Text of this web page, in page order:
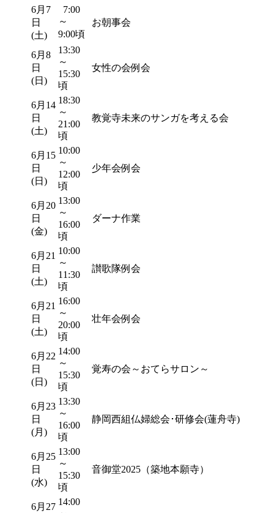
6月7
日
(土)
7:00
～
9:00頃
お朝事会
6月8
日
(日)
13:30
～
15:30
頃
女性の会例会
6月14
日
(土)
18:30
～
21:00
頃
教覚寺未来のサンガを考える会
6月15
日
(日)
10:00
～
12:00
頃
少年会例会
6月20
日
(金)
13:00
～
16:00
頃
ダーナ作業
6月21
日
(土)
10:00
～
11:30
頃
讃歌隊例会
6月21
日
(土)
16:00
～
20:00
頃
壮年会例会
6月22
日
(日)
14:00
～
15:30
頃
覚寿の会～おてらサロン～
6月23
日
(月)
13:30
～
16:00
頃
静岡西組仏婦総会･研修会(蓮舟寺)
6月25
日
(水)
13:00
～
15:30
頃
音御堂2025（築地本願寺）
6月27 14:00